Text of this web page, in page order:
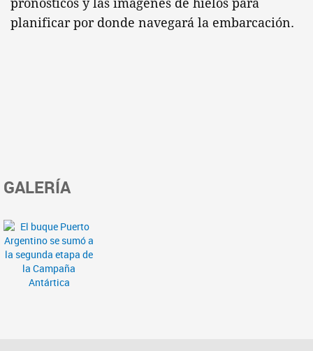
pronósticos y las imágenes de hielos para
planificar por donde navegará la embarcación.
GALERÍA